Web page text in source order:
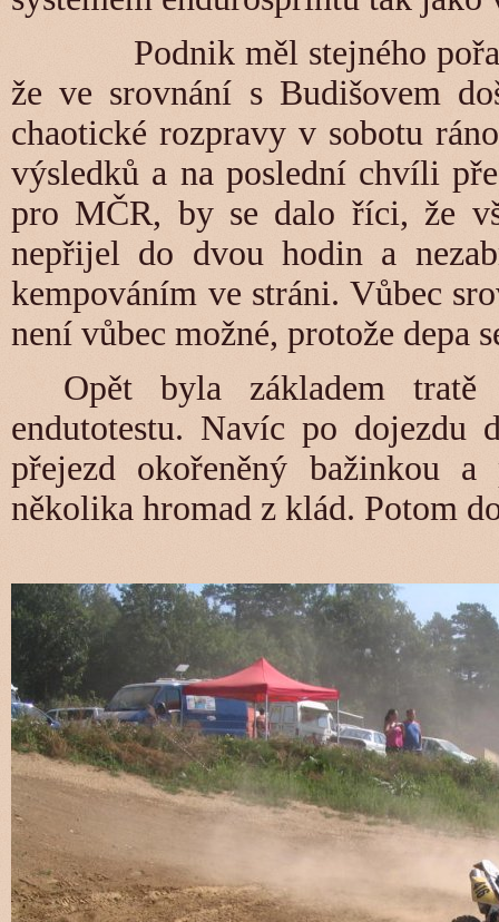
Podnik měl stejného
že ve srovnání s Budišovem
chaotické rozpravy v sobotu
výsledků a na poslední chvíli
pro MČR, by se dalo říci, že
nepřijel do dvou hodin a
kempováním ve stráni. Vůbec
není vůbec možné, protože depa
Opět byla základem tratě
endutotestu. Navíc po dojezdu
přejezd okořeněný bažinkou
několika hromad z klád. Potom